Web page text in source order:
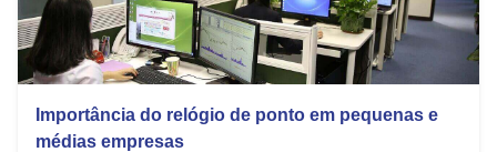
Importância do relógio de ponto em pequenas e
médias empresas